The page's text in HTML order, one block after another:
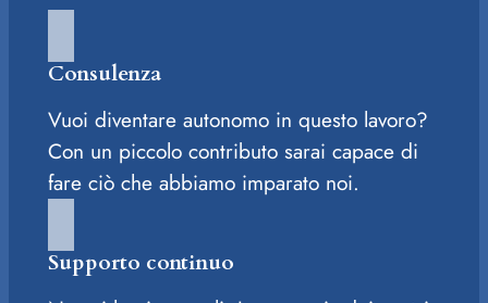
Consulenza
Vuoi diventare autonomo in questo lavoro?
Con un piccolo contributo sarai capace di
fare ciò che abbiamo imparato noi.
Supporto continuo